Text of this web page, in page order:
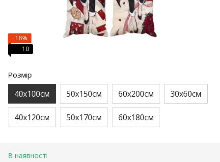
−18%
10
Розмір
40х100см 50х150см 60х200см 30х60см
40х120см 50х170см 60х180см
В наявності